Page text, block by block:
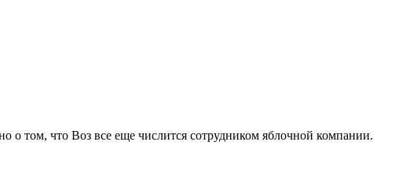
о том, что Воз все еще числится сотрудником яблочной компании.